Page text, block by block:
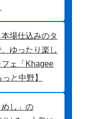
場仕込みのタ
ゆったり楽し
ェ「Khagee
と中野】
めし」の